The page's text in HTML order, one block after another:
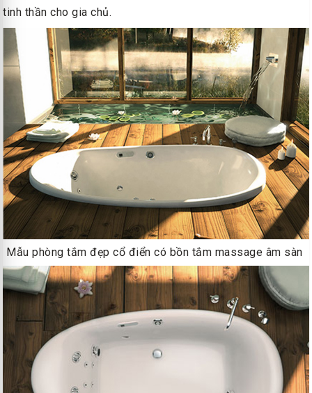
tinh thần cho gia chủ.
Mẫu phòng tắm đẹp cổ điển có bồn tắm massage âm sàn